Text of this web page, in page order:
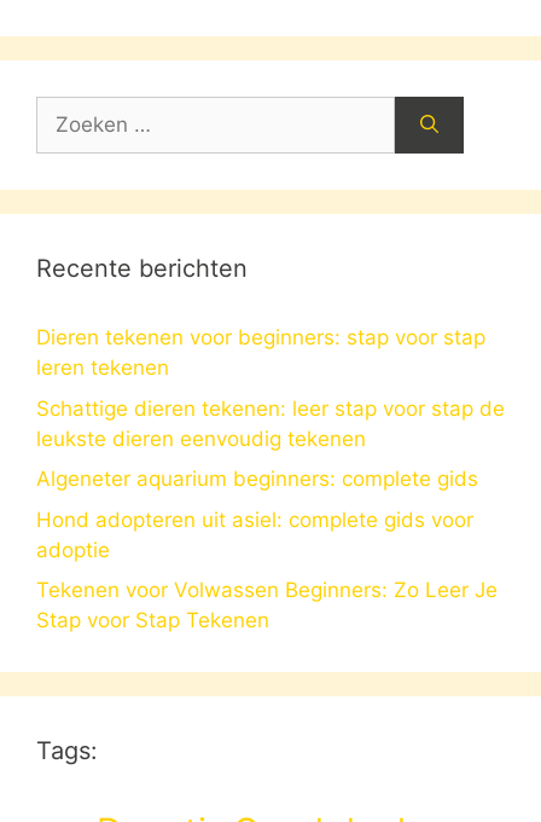
Zoek
Recente berichten
Dieren tekenen voor beginners: stap voor stap
leren tekenen
Schattige dieren tekenen: leer stap voor stap de
leukste dieren eenvoudig tekenen
Algeneter aquarium beginners: complete gids
Hond adopteren uit asiel: complete gids voor
adoptie
Tekenen voor Volwassen Beginners: Zo Leer Je
Stap voor Stap Tekenen
Tags: